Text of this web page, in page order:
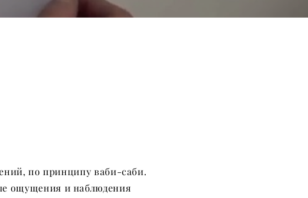
по принципу ваби-саби.
ощущения и наблюдения